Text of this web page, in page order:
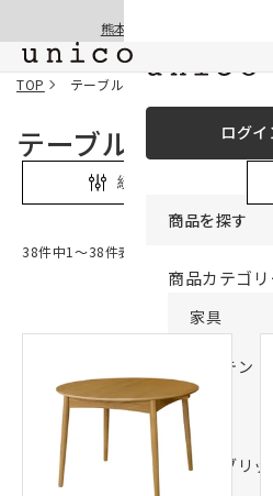
熊本地震の影響による配送
ログ
商品を探す
商品カテゴ
家具
カーテン
ファブリ
TOP テーブル
テーブル
絞り込み
38件中1〜38件表示